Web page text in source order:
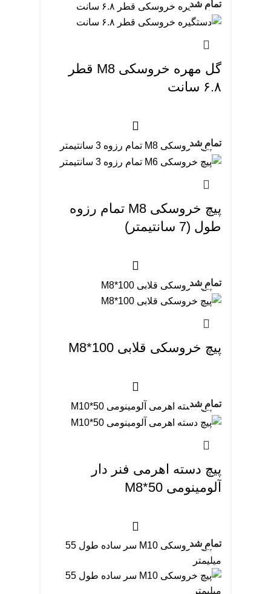
تمام شد
گل مهره خروسکی M8 قطر
۶.۸ سانت
تمام شد
پیچ خروسکی M8 تمام رزوه
طول (7 سانتیمتر)
تمام شد
پیچ خروسکی قلابی M8*100
تمام شد
پیچ دسته اهرمی فنر دار
آلومینومی M8*50
تمام شد